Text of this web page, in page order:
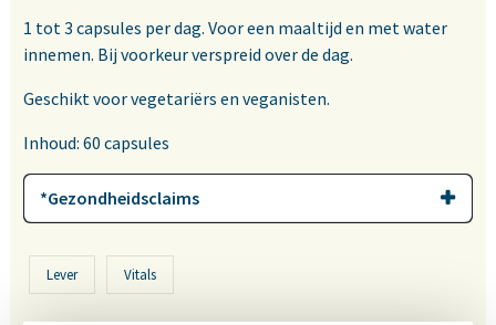
1 tot 3 capsules per dag. Voor een maaltijd en met water
innemen. Bij voorkeur verspreid over de dag.
Geschikt voor vegetariërs en veganisten.
Inhoud: 60 capsules
*Gezondheidsclaims
Lever Vitals